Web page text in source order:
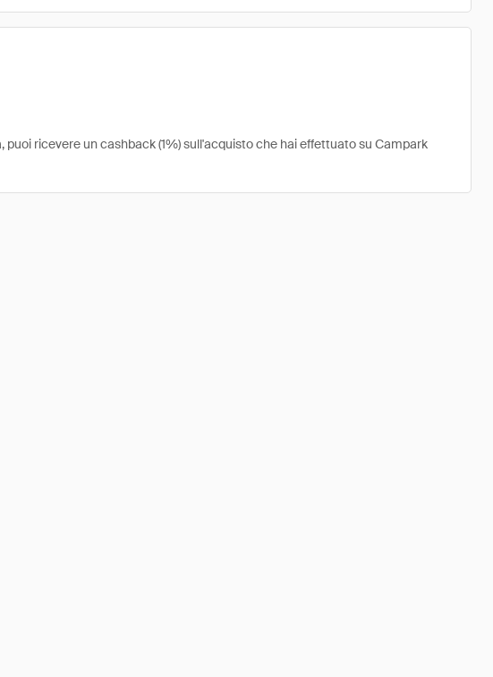
ricevere un cashback (1%) sull'acquisto che hai effettuato su Campark